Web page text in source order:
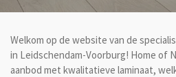
Welkom op de website van de
in Leidschendam-Voorburg! Home of
aanbod met kwalitatieve laminaat,